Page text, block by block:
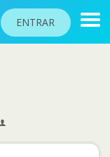
ENTRAR